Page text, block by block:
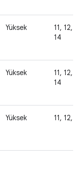
Yüksek
11, 12,
14
Yüksek
11, 12,
14
Yüksek 11, 12,